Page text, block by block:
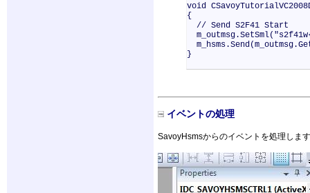
void
{
// Send S2F41 Start
}
イベントの処理
SavoyHsmsからのイベントを処理しま